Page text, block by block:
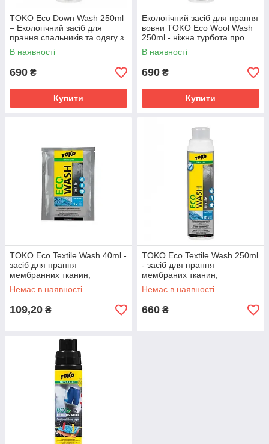
TOKO Eco Down Wash 250ml
– Екологічний засіб для
прання спальників та одягу з
пуху, біорозкладний,
безпечний для природи.
В наявності
690 ₴
Купити
Екологічний засіб для прання
вовни TOKO Eco Wool Wash
250ml - ніжна турбота про
вовняні речі
В наявності
690 ₴
Купити
TOKO Eco Textile Wash 40ml -
засіб для прання
мембранних тканин,
біодеградований та
ефективний.
Немає в наявності
109,20 ₴
TOKO Eco Textile Wash 250ml
- засіб для прання
мембраних тканин,
біорозкладний, для
верхнього одягу
Немає в наявності
660 ₴